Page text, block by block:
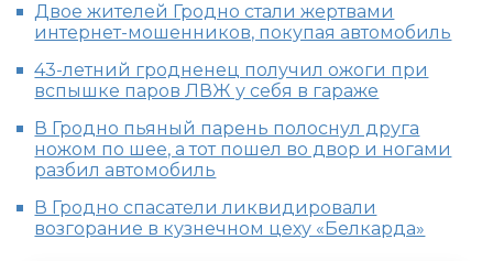
Двое жителей Гродно стали жертвами
интернет-мошенников, покупая автомобиль
43-летний гродненец получил ожоги при
вспышке паров ЛВЖ у себя в гараже
В Гродно пьяный парень полоснул друга
ножом по шее, а тот пошел во двор и ногами
разбил автомобиль
В Гродно спасатели ликвидировали
возгорание в кузнечном цеху «Белкарда»